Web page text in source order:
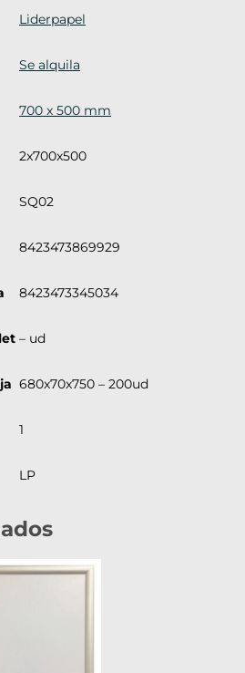
Liderpapel
Se alquila
700 x 500 mm
2x700x500
SQ02
8423473869929
8423473345034
– ud
680x70x750 – 200ud
1
LP